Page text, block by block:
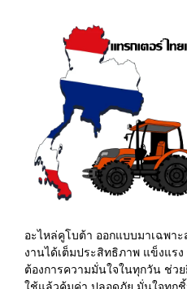
อะไหล่คูโบต้า ออกแบบมาเฉพา
งานได้เต็มประสิทธิภาพ แข็งแร
ต้องการความมั่นใจในทุกวัน ช่ว
ใช้แล้วคุ้มค่า ปลอดภัย มั่นใจทุก